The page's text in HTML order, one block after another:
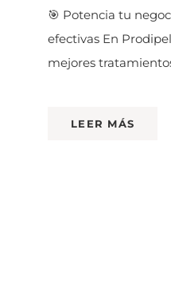
🎯 Potencia tu
efectivas En
mejores
LEER MÁS